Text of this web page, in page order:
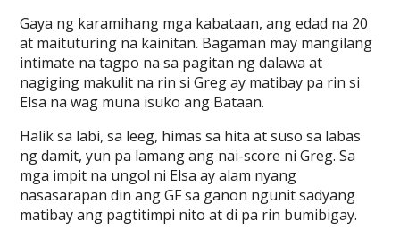
Gaya ng karamihang mga kabataan, ang edad na 20
at maituturing na kainitan. Bagaman may mangilang
intimate na tagpo na sa pagitan ng dalawa at
nagiging makulit na rin si Greg ay matibay pa rin si
Elsa na wag muna isuko ang Bataan.
Halik sa labi, sa leeg, himas sa hita at suso sa labas
ng damit, yun pa lamang ang nai-score ni Greg. Sa
mga impit na ungol ni Elsa ay alam nyang
nasasarapan din ang GF sa ganon ngunit sadyang
matibay ang pagtitimpi nito at di pa rin bumibigay.